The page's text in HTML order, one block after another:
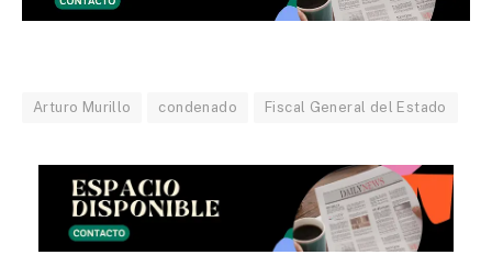
Arturo Murillo condenado Fiscal General del Estado